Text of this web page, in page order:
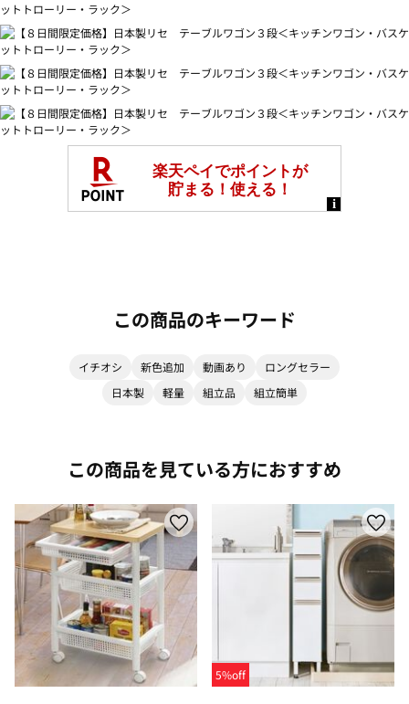
この商品のキーワード
イチオシ 新色追加 動画あり
ロングセラー
日本製
軽量 組立品 組立簡単
この商品を見ている方におすすめ
5%off